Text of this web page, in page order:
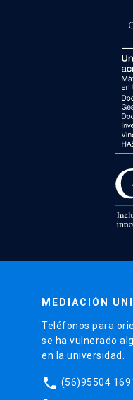
MEDIACIÓN
Teléfonos para
se ha vulnerado
en la universidad.
phone (56)95504